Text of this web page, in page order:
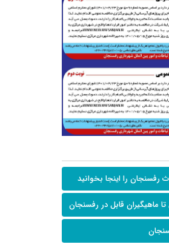
رفسنجان را اینجا بخوانید
تا ماهیگیران قابل در رفسنجان